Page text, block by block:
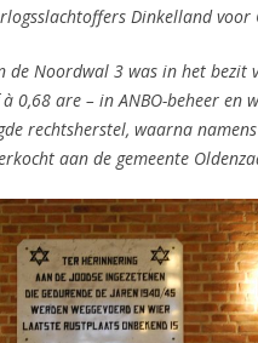
Dinkelland voor
de Noordwal 3 was in het bezit
0,68 are – in ANBO-beheer en
rechtsherstel, waarna
aan de gemeente